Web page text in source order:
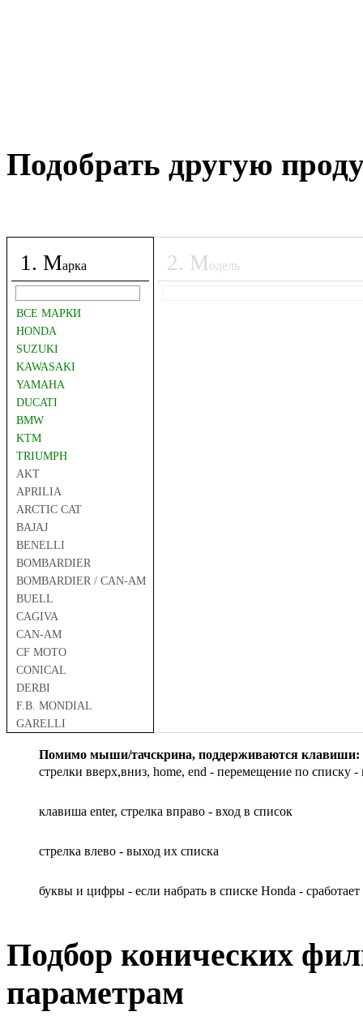
Подобрать другую
1 . Марка
ВСЕ МАРКИ
HONDA
SUZUKI
KAWASAKI
YAMAHA
DUCATI
BMW
KTM
TRIUMPH
AKT
APRILIA
ARCTIC CAT
BAJAJ
BENELLI
BOMBARDIER
BOMBARDIER / CAN-AM
BUELL
CAGIVA
CAN-AM
CF MOTO
CONICAL
DERBI
F.B. MONDIAL
GARELLI
GILERA
HARLEY DAVIDSON
HYOSUNG / KR MOTORS
KEEWAY
KYMCO
MBK
MOTO GUZZI
MOTO MORINI
MV AGUSTA
2. Модель
Помимо мыши/тачскрина, поддерживаются клавиши:
стрелки вверх,вниз, home, end - перемещение по списку
клавиша enter, стрелка вправо - вход в список
cтрелка влево - выход их списка
буквы и цифры - если набрать в списке Honda -
Подбор конических
параметрам